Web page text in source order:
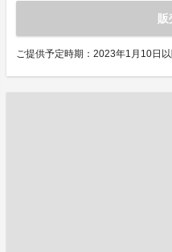
販
ご提供予定時期：2023年1月10日